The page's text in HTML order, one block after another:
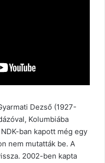
Dezső (1927-
Kolumbiába
ban kapott még egy
nem mutatták be. A
2002-ben kapta